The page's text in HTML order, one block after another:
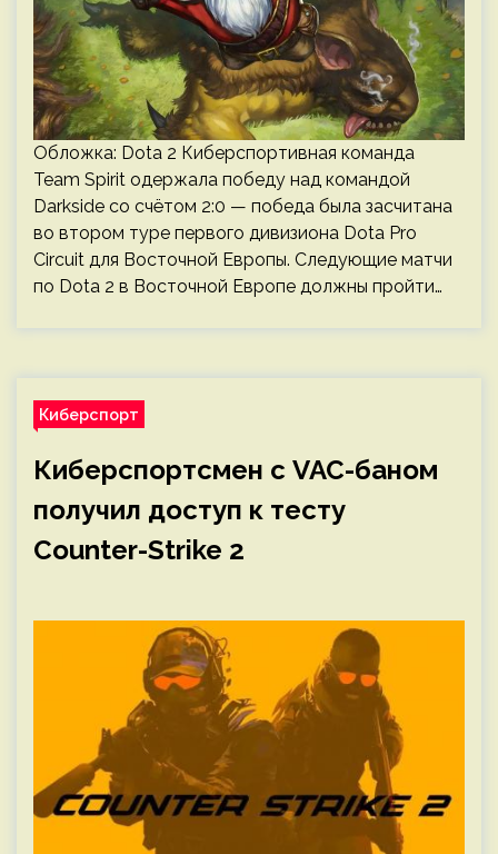
Обложка: Dota 2 Киберспортивная команда
Team Spirit одержала победу над командой
Darkside со счётом 2:0 — победа была засчитана
во втором туре первого дивизиона Dota Pro
Circuit для Восточной Европы. Следующие матчи
по Dota 2 в Восточной Европе должны пройти…
Киберспорт
Киберспортсмен с VAC-баном
получил доступ к тесту
Counter-Strike 2